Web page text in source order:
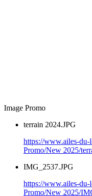
Image Promo
terrain 2024.JPG
https://www.ailes-
Promo/New 2025/
IMG_2537.JPG
https://www.ailes-
Promo/New 2025/